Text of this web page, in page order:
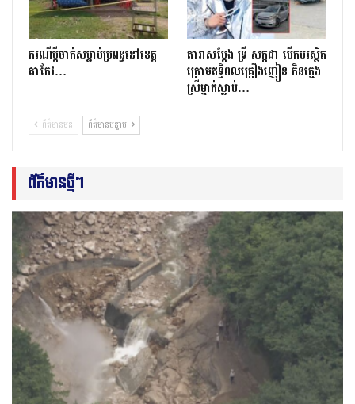
ករណីប្ដីចាក់សម្លាប់ប្រពន្ធនៅខេត្ត
តាកែវ…
តារាសម្ដែង ទ្រី សក្កដា បើកបរស្ថិត
ក្រោមឥទ្ធិពលគ្រឿងញៀន កិនក្មេង
ស្រីម្នាក់ស្លាប់…
ព័ត៌មានមុន ព័ត៌មានបន្ទាប់
ព័ត៌មានថ្មីៗ